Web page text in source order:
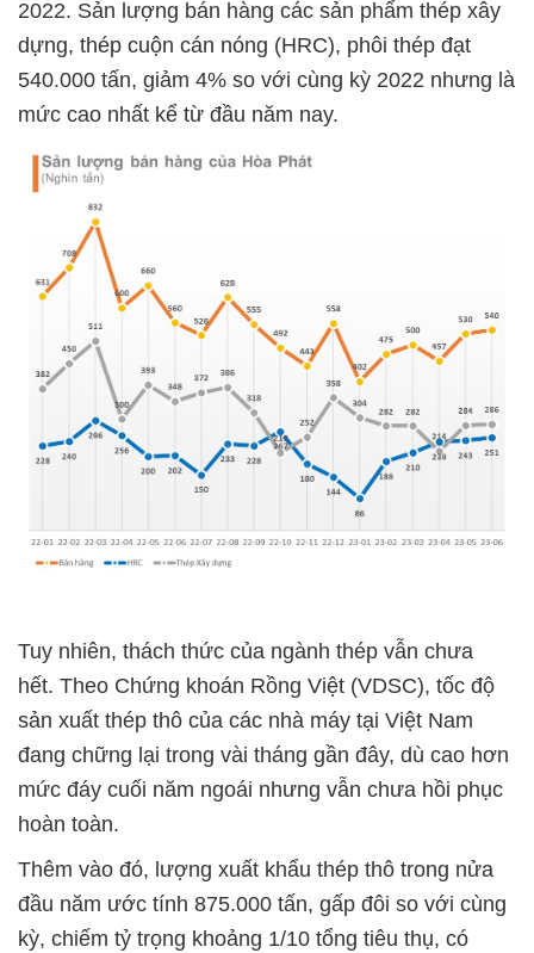
2022. Sản lượng bán hàng các sản phẩm thép xây
dựng, thép cuộn cán nóng (HRC), phôi thép đạt
540.000 tấn, giảm 4% so với cùng kỳ 2022 nhưng là
mức cao nhất kể từ đầu năm nay.
Tuy nhiên, thách thức của ngành thép vẫn chưa
hết. Theo Chứng khoán Rồng Việt (VDSC), tốc độ
sản xuất thép thô của các nhà máy tại Việt Nam
đang chững lại trong vài tháng gần đây, dù cao hơn
mức đáy cuối năm ngoái nhưng vẫn chưa hồi phục
hoàn toàn.
Thêm vào đó, lượng xuất khẩu thép thô trong nửa
đầu năm ước tính 875.000 tấn, gấp đôi so với cùng
kỳ, chiếm tỷ trọng khoảng 1/10 tổng tiêu thụ, có